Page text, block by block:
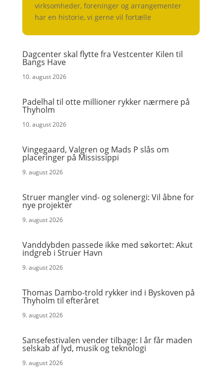
virksomheder, foreninger og arrangementer
har en historie, vi gerne vil fortælle
Dagcenter skal flytte fra Vestcenter Kilen til
Bangs Have
10. august 2026
Padelhal til otte millioner rykker nærmere på
Thyholm
10. august 2026
Vingegaard, Valgren og Mads P slås om
placeringer på Mississippi
9. august 2026
Struer mangler vind- og solenergi: Vil åbne for
nye projekter
9. august 2026
Vanddybden passede ikke med søkortet: Akut
indgreb i Struer Havn
9. august 2026
Thomas Dambo-trold rykker ind i Byskoven på
Thyholm til efteråret
9. august 2026
Sansefestivalen vender tilbage: I år får maden
selskab af lyd, musik og teknologi
9. august 2026